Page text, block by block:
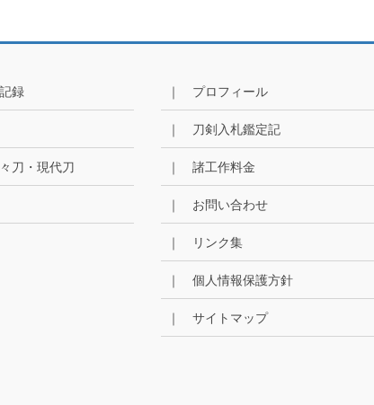
録
刀・現代刀
｜ プロフィール
｜ 刀剣入札鑑定記
｜ 諸工作料金
｜ お問い合わせ
｜ リンク集
｜ 個人情報保護方針
｜ サイトマップ